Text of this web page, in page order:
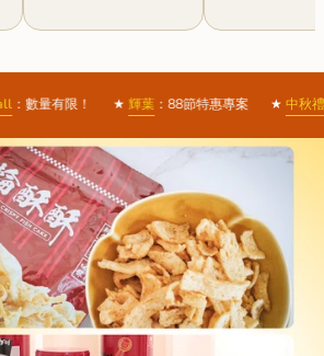
節特惠專案 中秋禮盒 ：3盒95｜5盒9折 ★現